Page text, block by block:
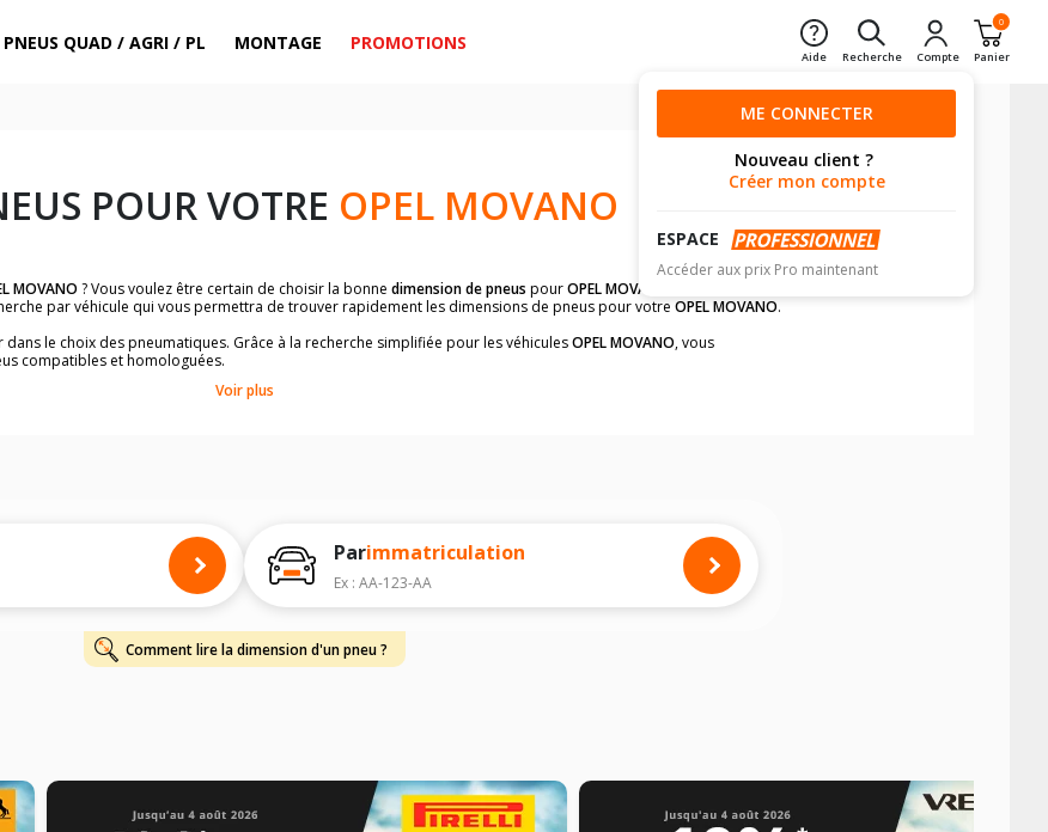
PNEUS QUAD / AGRI / PL MONTAGE PROMOTIONS
Aide Recherche Compte
0
Panier
ME CONNECTER
Nouveau client ?
Créer mon compte
ESPACE
Accéder aux prix Pro maintenant
POUR VOTRE OPEL MOVANO
MOVANO ? Vous voulez être certain de choisir la bonne dimension de pneus pourOPEL MOVANO
par véhicule qui vous permettra de trouver rapidement les dimensions de pneus pour votre OPEL MOVANO.
le choix des pneumatiques. Grâce à la recherche simplifiée pour les véhiculesOPEL MOVANO, vous
compatibles et homologuées.
de la portière conducteur.
véhicule ci-dessous :
Voir plus
Parimmatriculation
Ex : AA-123-AA
Comment lire la dimension d'un pneu ?